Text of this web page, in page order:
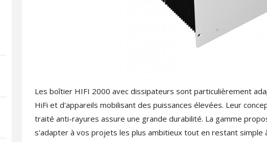
EVERSOLO DMP-A6 MASTER
EDITION GEN 2 Lecteur...
Les boîtier HIFI 2000 avec dissipateurs sont particulièrement
HiFi et d'appareils mobilisant des puissances élevées. Leur
traité anti-rayures assure une grande durabilité. La gamme
s'adapter à vos projets les plus ambitieux tout en restant simple